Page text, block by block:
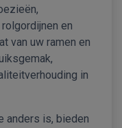
en
van uw ramen en
in
anders is, bieden